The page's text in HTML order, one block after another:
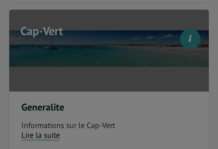
Cap-Vert
Generalite
Informations sur le Cap-Vert
Lire la suite